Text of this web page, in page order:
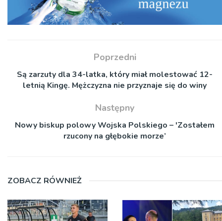
Poprzedni
Są zarzuty dla 34-latka, który miał molestować 12-
letnią Kingę. Mężczyzna nie przyznaje się do winy
Następny
Nowy biskup polowy Wojska Polskiego – 'Zostałem
rzucony na głębokie morze’
ZOBACZ RÓWNIEŻ